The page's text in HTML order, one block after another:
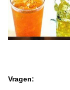
Vragen: